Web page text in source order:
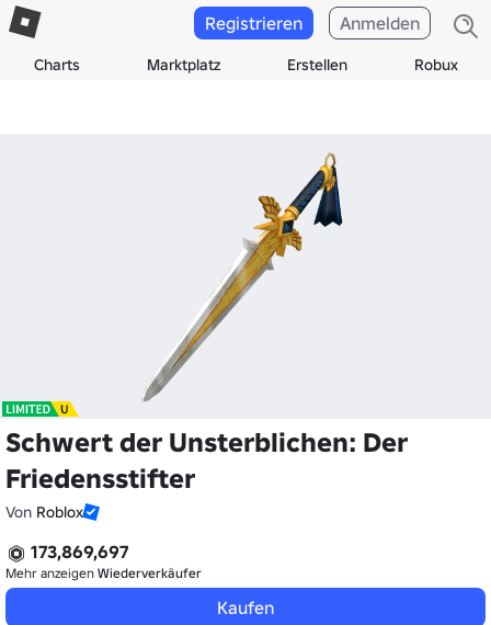
Charts Marktplatz Erstellen Robux
Registrieren Anmelden
Schwert der Unsterblichen: Der
Friedensstifter
Von Roblox
173,869,697
Mehr anzeigen Wiederverkäufer
Kaufen